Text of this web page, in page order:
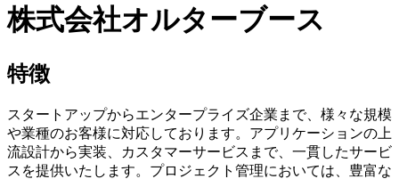
株式会社オルターブース
特徴
スタートアップからエンタープライズ企業まで、様々な規模
や業種のお客様に対応しております。アプリケーションの上
流設計から実装、カスタマーサービスまで、一貫したサービ
スを提供いたします。プロジェクト管理においては、豊富な